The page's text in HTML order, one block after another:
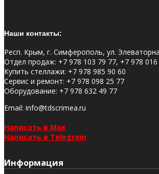
Наши контакты:
Респ. Крым, г. Симферополь, ул.
Отдел продаж: +7 978 103 79 77, +7 978
Купить стеллажи: +7 978 985 90 60
Сервис и ремонт: +7 978 098 25 77
Оборудование: +7 978 632 49 77
Email: info@tdscrimea.ru
Написать в Max
Написать в Telegram
Информация